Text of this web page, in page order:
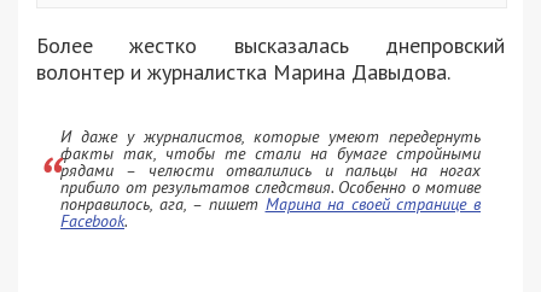
Более жестко высказалась днепровский
волонтер и журналистка Марина Давыдова.
И даже у журналистов, которые умеют передернуть
факты так, чтобы те стали на бумаге стройными
рядами – челюсти отвалились и пальцы на ногах
прибило от результатов следствия. Особенно о мотиве
понравилось, ага, – пишет Марина на своей странице в
Facebook.